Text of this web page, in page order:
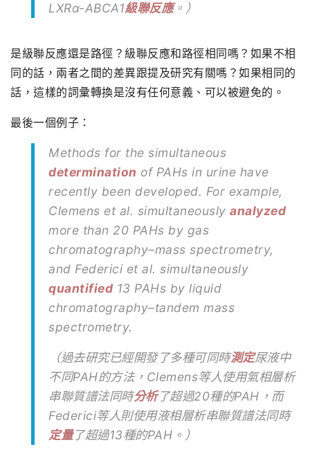
LXRα-ABCA1級聯反應。）
是級聯反應還是路徑？級聯反應和路徑相同嗎？如果不相
同的話，兩者之間的差異跟提及研究有關嗎？如果相同的
話，這樣的詞彙轉換是沒有任何意義、可以被避免的。
最後一個例子：
Methods for the simultaneous
determination of PAHs in urine have
recently been developed. For example,
Clemens et al. simultaneously analyzed
more than 20 PAHs by gas
chromatography–mass spectrometry,
and Federici et al. simultaneously
quantified 13 PAHs by liquid
chromatography–tandem mass
spectrometry.
（過去研究已經開發了多種可同時測定尿液中
不同PAH的方法，Clemens等人使用氣相層析
串聯質譜法同時分析了超過20種的PAH，而
Federici等人則使用液相層析串聯質譜法同時
定量了超過13種的PAH。）